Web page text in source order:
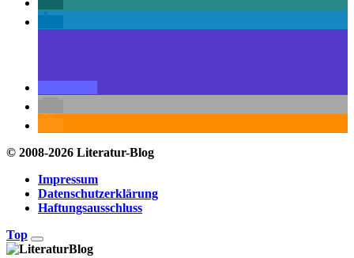
© 2008-2026 Literatur-Blog
Impressum
Datenschutzerklärung
Haftungsausschluss
Top